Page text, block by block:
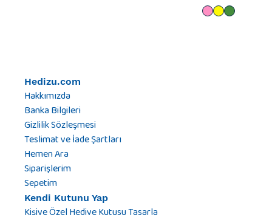
Hedizu.com
Hakkımızda
Banka Bilgileri
Gizlilik Sözleşmesi
Teslimat ve İade Şartları
Hemen Ara
Siparişlerim
Sepetim
Kendi Kutunu Yap